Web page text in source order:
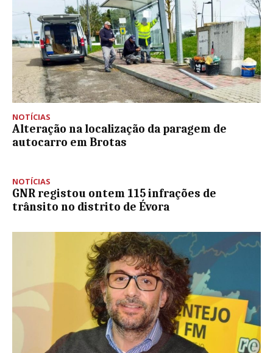
NOTÍCIAS
Alteração na localização da paragem de
autocarro em Brotas
NOTÍCIAS
GNR registou ontem 115 infrações de
trânsito no distrito de Évora